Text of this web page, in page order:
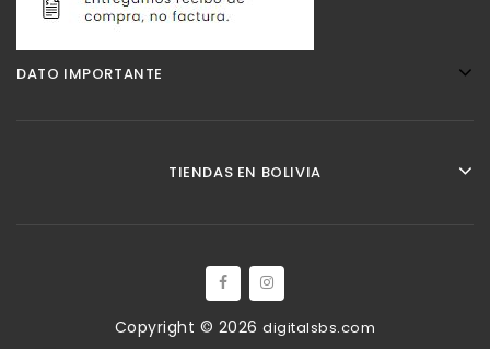
DATO IMPORTANTE
TIENDAS EN BOLIVIA
Copyright © 2026digitalsbs.com